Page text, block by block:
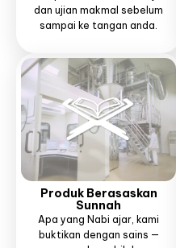
dan ujian makmal sebelum
sampai ke tangan anda.
Produk Berasaskan
Sunnah
Apa yang Nabi ajar, kami
buktikan dengan sains —